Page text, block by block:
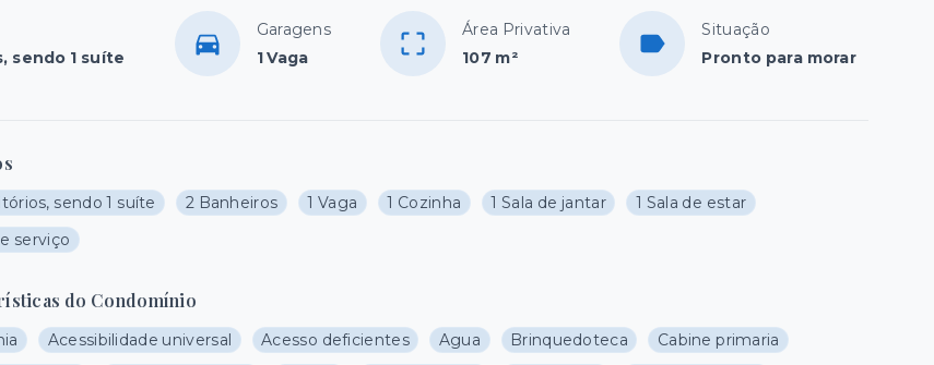
sendo 1 suíte
Garagens
1 Vaga
Área Privativa
107 m²
Situação
Pronto para morar
sendo 1 suíte 2 Banheiros 1 Vaga 1 Cozinha 1 Sala de jantar
1 Sala de estar
serviço
do Condomínio
Acessibilidade universal Acesso deficientes Agua Brinquedoteca
Cabine primaria